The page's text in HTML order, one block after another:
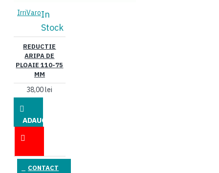
IrriVaroIn
Stock
REDUCTIE
ARIPA DE
PLOAIE 110-75
MM
38,00 lei
ADAUGĂ
CONTACT